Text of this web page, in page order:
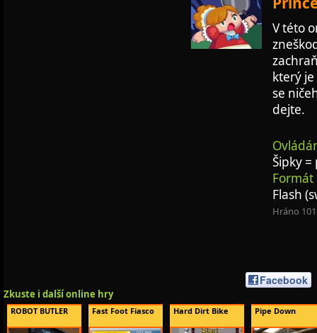
V této
který
se
dejte.
Šipky
Flash
Hráno
Facebook
Zkuste i další online hry
ROBOT BUTLER Fast Foot Fiasco Hard Dirt Bike Pipe Down